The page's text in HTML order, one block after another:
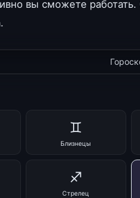
вы сможете
♊
Близнецы
♐
Стрелец